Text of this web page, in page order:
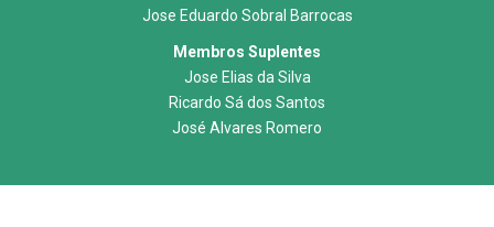
Jose Eduardo Sobral Barrocas
Membros Suplentes
Jose Elias da Silva
Ricardo Sá dos Santos
José Alvares Romero